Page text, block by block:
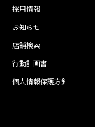
採用情報
お知らせ
店舗検索
行動計画書
個人情報保護方針